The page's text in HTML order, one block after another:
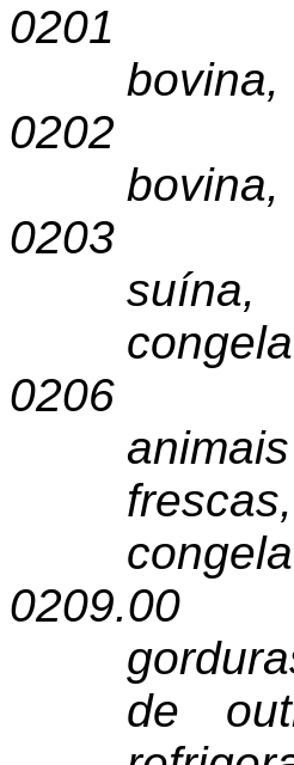
0201
bovina,
0202
bovina,
0203
0206
0209.00
de